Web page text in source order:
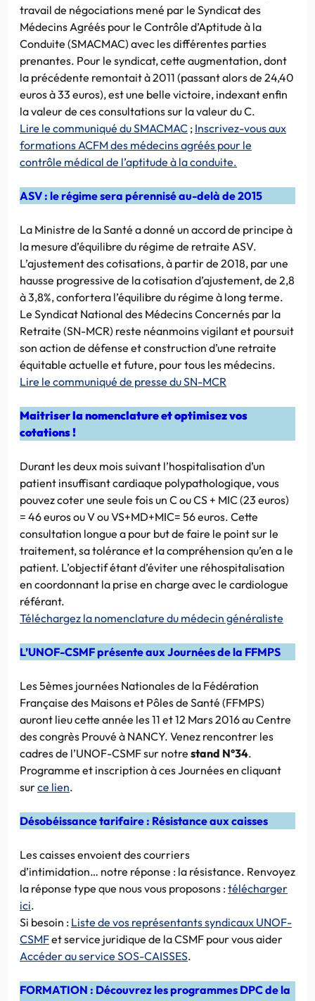
travail de négociations mené par le Syndicat des
Médecins Agréés pour le Contrôle d’Aptitude à la
Conduite (SMACMAC) avec les différentes parties
prenantes. Pour le syndicat, cette augmentation, dont
la précédente remontait à 2011 (passant alors de 24,40
euros à 33 euros), est une belle victoire, indexant enfin
la valeur de ces consultations sur la valeur du C.
Lire le communiqué du SMACMAC ; Inscrivez-vous aux
formations ACFM des médecins agréés pour le
contrôle médical de l’aptitude à la conduite.
ASV : le régime sera pérennisé au-delà de 2015
La Ministre de la Santé a donné un accord de principe à
la mesure d’équilibre du régime de retraite ASV.
L’ajustement des cotisations, à partir de 2018, par une
hausse progressive de la cotisation d’ajustement, de 2,8
à 3,8%, confortera l’équilibre du régime à long terme.
Le Syndicat National des Médecins Concernés par la
Retraite (SN-MCR) reste néanmoins vigilant et poursuit
son action de défense et construction d’une retraite
équitable actuelle et future, pour tous les médecins.
Lire le communiqué de presse du SN-MCR
Maitriser la nomenclature et optimisez vos
cotations !
Durant les deux mois suivant l’hospitalisation d’un
patient insuffisant cardiaque polypathologique, vous
pouvez coter une seule fois un C ou CS + MIC (23 euros)
= 46 euros ou V ou VS+MD+MIC= 56 euros. Cette
consultation longue a pour but de faire le point sur le
traitement, sa tolérance et la compréhension qu’en a le
patient. L’objectif étant d’éviter une réhospitalisation
en coordonnant la prise en charge avec le cardiologue
référant.
Téléchargez la nomenclature du médecin généraliste
L’UNOF-CSMF présente aux Journées de la FFMPS
Les 5èmes journées Nationales de la Fédération
Française des Maisons et Pôles de Santé (FFMPS)
auront lieu cette année les 11 et 12 Mars 2016 au Centre
des congrès Prouvé à NANCY. Venez rencontrer les
cadres de l’UNOF-CSMF sur notre stand N°34.
Programme et inscription à ces Journées en cliquant
surce lien.
Désobéissance tarifaire : Résistance aux caisses
Les caisses envoient des courriers
d’intimidation… notre réponse : la résistance. Renvoyez
la réponse type que nous vous proposons :télécharger
ici.
Si besoin : Liste de vos représentants syndicaux UNOF-
CSMFet service juridique de la CSMF pour vous aider
Accéder au service SOS-CAISSES.
FORMATION : Découvrez les programmes DPC de la